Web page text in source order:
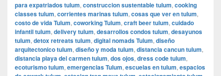
para expatriados tulum, construccion sustentable tulum, cooking
classes tulum, corrientes marinas tulum, cosas que ver en tulum,
costo de vida Tulum, coworking Tulum, craft beer tulum, cuidado
infantil tulum, delivery tulum, desarrollos condos tulum, desayunos
tulum, detox retreats tulum, digital nomads Tulum, diseño
arquitectonico tulum, diseño y moda tulum, distancia cancun tulum,
distancia playa del carmen tulum, dos ojos, dress code tulum,
ecoturismo tulum, emergencias Tulum, escuelas en tulum, espacios